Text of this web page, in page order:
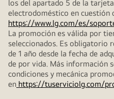
los del apartado 5 de la
electrodoméstico en cuestión
https://www.lg.com/es/
La promoción es válida por
seleccionados. Es obligatorio
de 1 año desde la fecha de
de por vida. Más información
condiciones y mecánica
en https://tuserviciolg.com/